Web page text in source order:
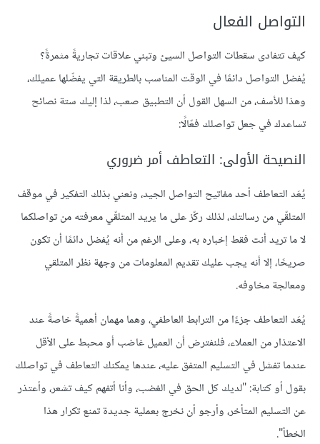
التواصل الفعال
كيف تتفادى سقطات التواصل السيئ وتبني علاقات تجاريةً مثمرةً؟
يُفضل التواصل دائمًا في الوقت المناسب بالطريقة التي يفضّلها عميلك،
وهذا للأسف، من السهل القول أن التطبيق صعب، لذا إليك ستة نصائح
تساعدك في جعل تواصلك فعّالًا:
النصيحة الأولى: التعاطف أمر ضروري
يُعَد التعاطف أحد مفاتيح التواصل الجيد، ونعني بذلك التفكير في موقف
المتلقّي من رسالتك، لذلك ركّز على ما يريد المتلقّي معرفته من تواصلكما
لا ما تريد أنت فقط إخباره به، وعلى الرغم من أنه يُفضل دائمًا أن تكون
صريحًا، إلا أنه يجب عليك تقديم المعلومات من وجهة نظر المتلقي
ومعالجة مخاوفه.
يُعَد التعاطف جزءًا من الترابط العاطفي، وهما مهمان أهميةً خاصةً عند
الاعتذار من العملاء، فلنفترض أن العميل غاضب أو محبط على الأقل
عندما تفشل في التسليم المتفق عليه، عندها يمكنك التعاطف في تواصلك
بقول أو كتابة: "لديك كل الحق في الغضب، وأنا أتفهم كيف تشعر، وأعتذر
عن التسليم المتأخر، وأرجو أن نخرج بعملية جديدة تمنع تكرار هذا
الخطأ".